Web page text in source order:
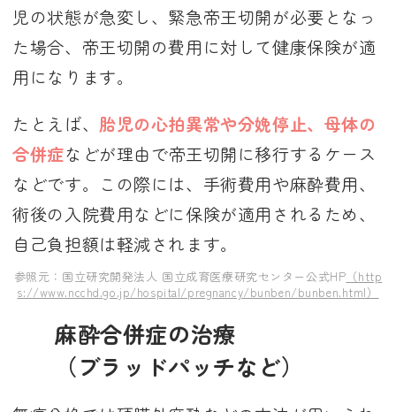
児の状態が急変し、緊急帝王切開が必要となっ
た場合、帝王切開の費用に対して健康保険が適
用になります。
たとえば、 胎児の心拍異常や分娩停止、母体の
合併症などが理由で帝王切開に移行するケース
などです。この際には、手術費用や麻酔費用、
術後の入院費用などに保険が適用されるため、
自己負担額は軽減されます。
参照元：国立研究開発法人 国立成育医療研究センター公式HP （http
s://www.ncchd.go.jp/hospital/pregnancy/bunben/bunben.html）
麻酔合併症の治療
（ブラッドパッチなど）